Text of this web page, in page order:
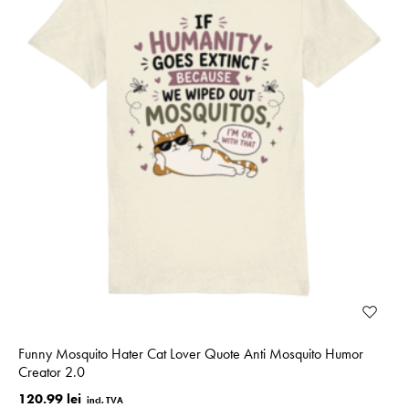
Funny Mosquito Hater Cat Lover Quote Anti Mosquito Humor
Creator 2.0
120.99 lei